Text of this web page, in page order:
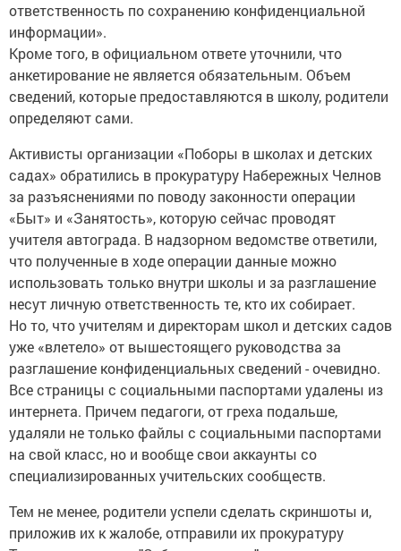
ответственность по сохранению конфиденциальной
информации».
Кроме того, в официальном ответе уточнили, что
анкетирование не является обязательным. Объем
сведений, которые предоставляются в школу, родители
определяют сами.
Активисты организации «Поборы в школах и детских
садах» обратились в прокуратуру Набережных Челнов
за разъяснениями по поводу законности операции
«Быт» и «Занятость», которую сейчас проводят
учителя автограда. В надзорном ведомстве ответили,
что полученные в ходе операции данные можно
использовать только внутри школы и за разглашение
несут личную ответственность те, кто их собирает.
Но то, что учителям и директорам школ и детских садов
уже «влетело» от вышестоящего руководства за
разглашение конфиденциальных сведений - очевидно.
Все страницы с социальными паспортами удалены из
интернета. Причем педагоги, от греха подальше,
удаляли не только файлы с социальными паспортами
на свой класс, но и вообще свои аккаунты со
специализированных учительских сообществ.
Тем не менее, родители успели сделать скриншоты и,
приложив их к жалобе, отправили их прокуратуру